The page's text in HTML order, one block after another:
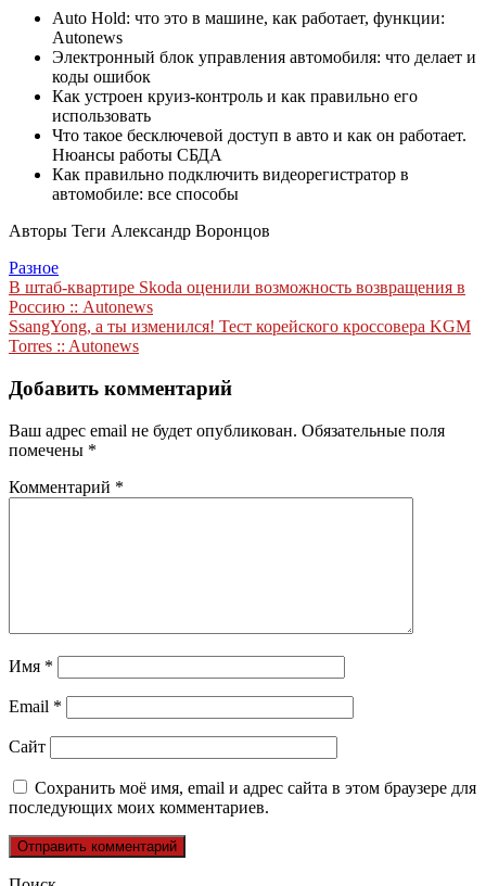
Auto Hold: что это в машине, как работает, функции:
Autonews
Электронный блок управления автомобиля: что делает и
коды ошибок
Как устроен круиз-контроль и как правильно его
использовать
Что такое бесключевой доступ в авто и как он работает.
Нюансы работы СБДА
Как правильно подключить видеорегистратор в
автомобиле: все способы
Авторы Теги Александр Воронцов
Разное
Навигация
по
записям
В штаб-квартире Skoda оценили возможность возвращения в
Россию :: Autonews
SsangYong, а ты изменился! Тест корейского кроссовера KGM
Torres :: Autonews
Добавить комментарий
Ваш адрес email не будет опубликован. Обязательные поля
помечены *
Комментарий *
Имя *
Email *
Сайт
Сохранить моё имя, email и адрес сайта в этом браузере для
последующих моих комментариев.